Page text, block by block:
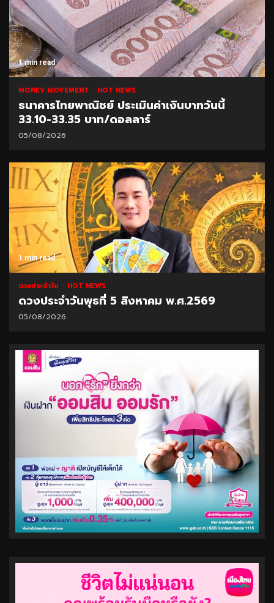
1 min read
MONEY MOVEMENT HOT NEWS
ธนาคารไทยพาณิชย์ ประเมินค่าเงินบาทวันนี้
33.10-33.35 บาท/ดอลลาร์
05/08/2026
1 min read
ดวงประจำวัน HOT NEWS
ดวงประจำวันพุธที่ 5 สิงหาคม พ.ศ.2569
05/08/2026